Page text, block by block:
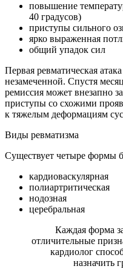
повышение
40 градусов)
приступы сильного
ярко выраженная
общий упадок сил
Первая ревматическая
незамеченной. Спустя
ремиссия может внезапно
приступы со схожими
к тяжелым деформациям
Виды ревматизма
Существует четыре формы
кардиоваскулярная
полиартритическая
нодозная
церебральная
Каждая форма
отличительные
кардиолог
назначить